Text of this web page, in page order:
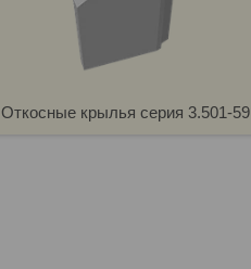
Откосные крылья серия 3.501-59